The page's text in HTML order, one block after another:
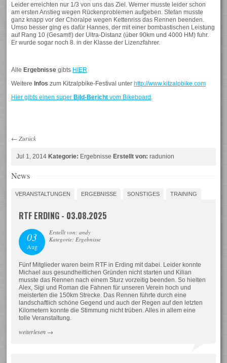
Leider erreichten nur 1/3 von uns das Ziel. Werner musste leider schon
am ersten Anstieg wegen Rückenproblemen aufgeben. Stefan musste
ganz knapp vor der Choralpe wegen Kettenriss das Rennen beenden.
Umso besser ging es dafür Hannes, der mit einer bombastischen Leistung
auf Rang 10 (Gesamt!) der Ultra-Distanz (über 90km und 4000 HM) fuhr.
Er wurde sogar noch 8. in der Klasse der Lizenzfahrer.
AlleErgebnisse gibts HIER
WeitereInfos zum Kitzalpbike-Festival unterhttp://www.kitzalpbike.com
Hier gibts einen superBild-Bericht vom Bikeboard
← Zurück
Jul 1, 2014Kategorie: ErgebnisseErstellt von: radunion
News
VERANSTALTUNGEN ERGEBNISSE SONSTIGES TRAINING
RTF ERDING - 03.08.2025
03
Aug
Erstellt von: andy
Kategorie: Ergebnisse
Fünf Mitglieder waren beim RTF in Erding mit dabei. Leider konnte
Michael aus gesundheitlichen Gründen nicht starten und Kilian
musste das Rennen nach einem Sturz vorzeitig beenden. So hielten
Alex, Sigi und Roman die Fahnen für unseren Verein hoch und
meisterten die 150km Strecke. Das Rennen führte durch eine
landschaftlich schöne Gegend und auch der Regen auf den letzten
Kilometern konnte die Stimmung nicht trüben. Alles in allem eine
tolle Veranstaltung.
weiterlesen →